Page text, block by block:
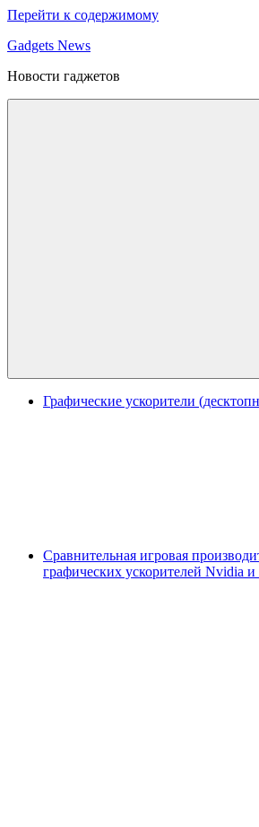
Перейти к содержимому
Gadgets News
Новости гаджетов
Графические ускорители
Сравнительная игровая
графических ускорителей Nvidia